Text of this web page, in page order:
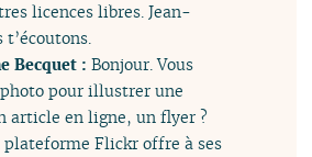
licences libres. Jean-
t’écoutons.
Becquet :Bonjour. Vous
pour illustrer une
article en ligne, un flyer ?
Flickr offre à ses